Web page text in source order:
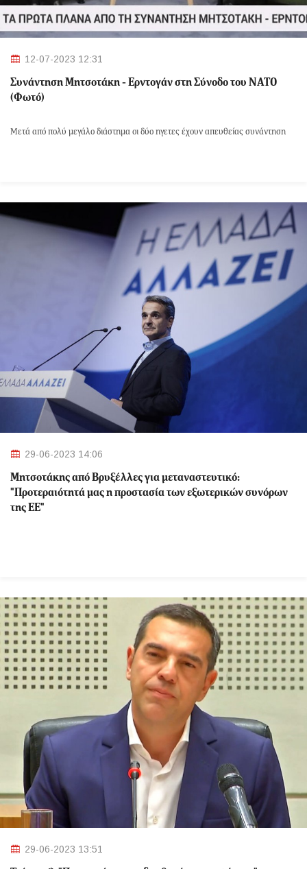
12-07-2023 12:31
Συνάντηση Μητσοτάκη - Ερντογάν στη Σύνοδο του ΝΑΤΟ
(Φωτό)
Μετά από πολύ μεγάλο διάστημα οι δύο ηγετες έχουν απευθείας συνάντηση
29-06-2023 14:06
Μητσοτάκης από Βρυξέλλες για μεταναστευτικό:
"Προτεραιότητά μας η προστασία των εξωτερικών συνόρων
της ΕΕ"
29-06-2023 13:51